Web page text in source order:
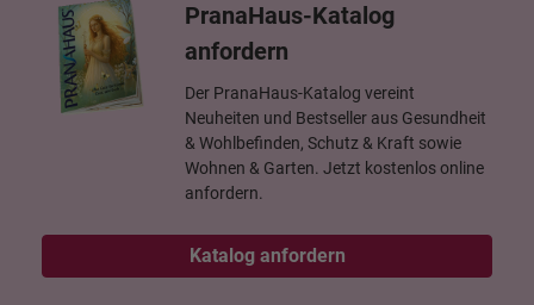
PranaHaus-Katalog
anfordern
Der PranaHaus-Katalog vereint
Neuheiten und Bestseller aus Gesundheit
& Wohlbefinden, Schutz & Kraft sowie
Wohnen & Garten. Jetzt kostenlos online
anfordern.
Katalog anfordern